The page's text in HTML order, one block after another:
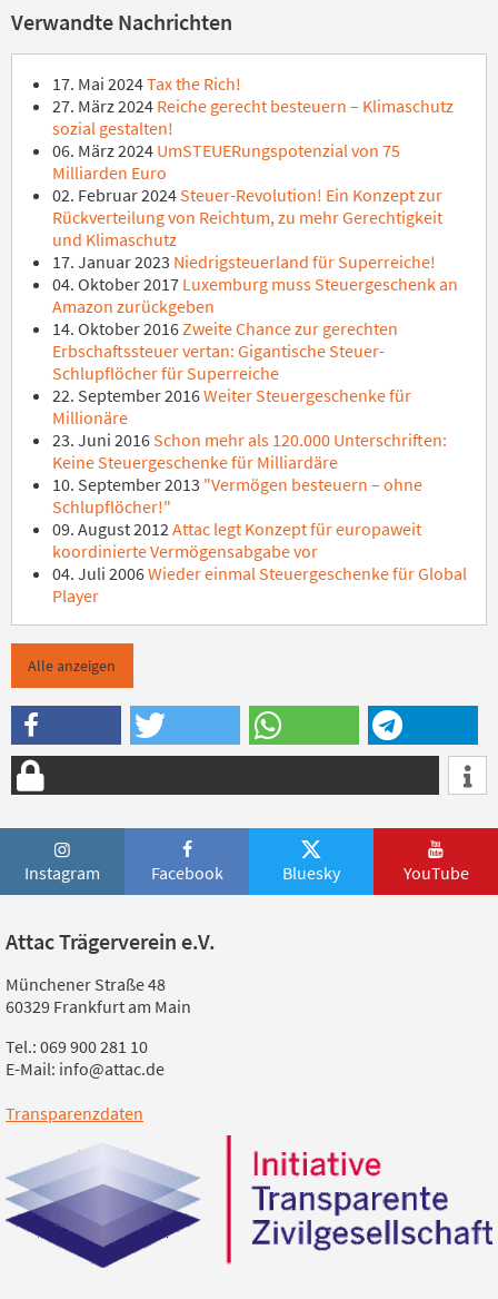
Verwandte Nachrichten
17. Mai 2024Tax the Rich!
27. März 2024 Reiche gerecht besteuern – Klimaschutz
sozial gestalten!
06. März 2024 UmSTEUERungspotenzial von 75
Milliarden Euro
02. Februar 2024 Steuer-Revolution! Ein Konzept zur
Rückverteilung von Reichtum, zu mehr Gerechtigkeit
und Klimaschutz
17. Januar 2023 Niedrigsteuerland für Superreiche!
04. Oktober 2017 Luxemburg muss Steuergeschenk an
Amazon zurückgeben
14. Oktober 2016 Zweite Chance zur gerechten
Erbschaftssteuer vertan: Gigantische Steuer-
Schlupflöcher für Superreiche
22. September 2016Weiter Steuergeschenke für
Millionäre
23. Juni 2016 Schon mehr als 120.000 Unterschriften:
Keine Steuergeschenke für Milliardäre
10. September 2013 "Vermögen besteuern – ohne
Schlupflöcher!"
09. August 2012 Attac legt Konzept für europaweit
koordinierte Vermögensabgabe vor
04. Juli 2006Wieder einmal Steuergeschenke für Global
Player
Alle anzeigen
Instagram Facebook Bluesky YouTube
Attac Trägerverein e.V.
Münchener Straße 48
60329 Frankfurt am Main
Tel.: 069 900 281 10
E-Mail: info@attac.de
Transparenzdaten